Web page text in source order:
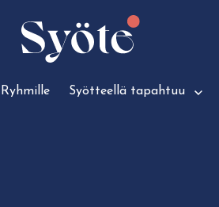
Ryhmille Syötteellä tapahtuu